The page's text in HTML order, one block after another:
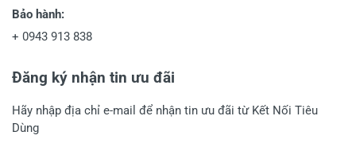
Bảo hành:
+ 0943 913 838
Đăng ký nhận tin ưu đãi
Hãy nhập địa chỉ e-mail để nhận tin ưu đãi từ Kết Nối Tiêu
Dùng